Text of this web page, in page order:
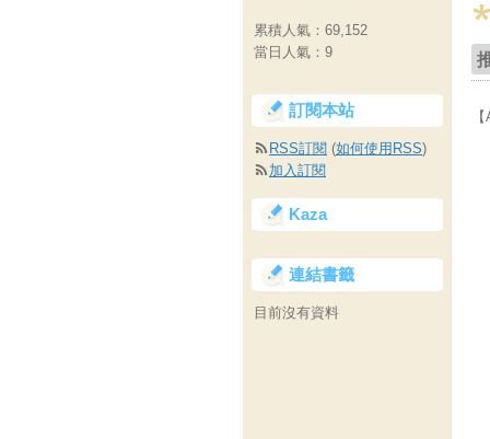
累積人氣： 69,152
當日人氣： 9
訂閱本站
RSS訂閱 (如何使用RSS)
加入訂閱
Kaza
連結書籤
目前沒有資料